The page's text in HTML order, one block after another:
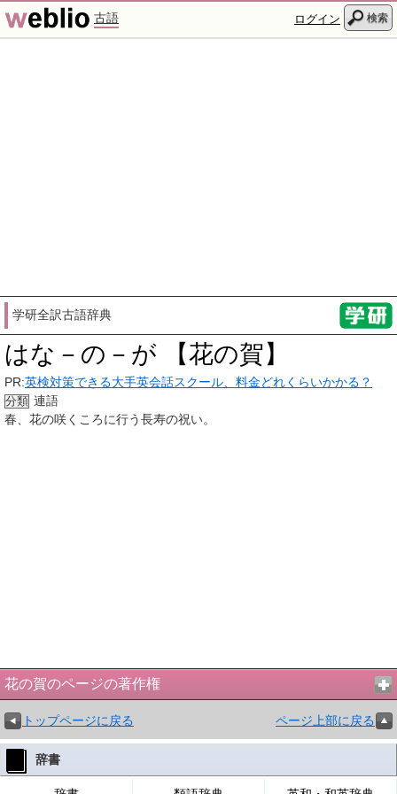
古語 ログイン 検索
学研全訳古語辞典
はな－の－が 【花の賀】
PR:英検対策できる大手英会話スクール、料金どれくらいかかる？
分類 連語
春、花の咲くころに行う長寿の祝い。
花の賀のページの著作権
トップページに戻る ページ上部に戻る
辞書